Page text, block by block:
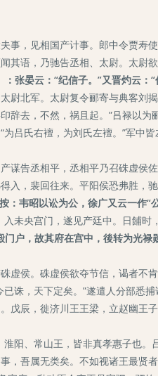
，见相国产计事。郎中令贾寿
其语，乃驰告丞相、太尉。太尉
张晏云：“纪信子。”又晋灼云
尉北军。太尉复令郦寄与典客刘揭
辞去，不然，祸且起。”吕禄以为
吕氏右襢，为刘氏左襢。”军中
告丞相平，丞相平乃召硃虚侯
入，裴回往来。平阳侯恐弗胜，
：韦昭以讼为公，徐广又云一作
未央宫门，遂见产廷中。日餔
户，故其府在宫中，後转为光禄
侯。硃虚侯欲夺节信，谒者不
诛，天下定矣。”遂遣人分部悉
戊辰，徙济川王王梁，立赵幽王
、常山王，皆非真孝惠子也。
，吾属无类矣。不如视诸王最贤